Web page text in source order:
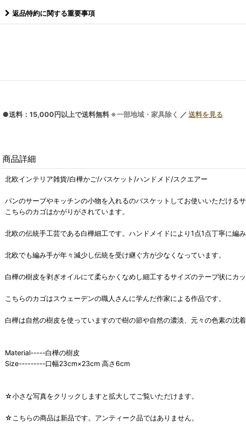
返品特約に関する重要事項
●送料：15,000円以上で送料無料 ※一部地域・家具除く ／ 送料を見る
商品詳細
北欧インテリア雑貨/白樺かご/バスケット/ハンドメド/スクエアー
パンのサーブやキッチンの小物を入れるのバスケットしてお使いいただけるサ
こちらのカゴはかがりがされています。
北欧の伝統手工芸である白樺細工です。ハンドメイドにより1点1点丁寧に編み
北欧でも編み手が年々減少し伝統を受け継ぐ方が少なくなっています。
白樺の樹皮を剥ぎオイルにて柔らかくなめし細工するサイズのテープ状にカ
こちらのカゴはスウェーデンの職人さんに学んだ作家による作品です。
白樺は自然の樹皮を使っていますので樹の節や自然の濃淡、元々の色素の沈
Material-----白樺の樹皮
Size---------口幅23cm×23cm 高さ6cm
☆小さな写真をクリックしますと拡大してご覧いただけます。
☆こちらの商品は新品です。アンティーク品ではありません。